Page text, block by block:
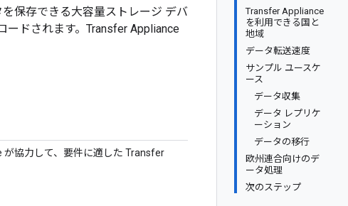
Transfer Appliance
を利用できる国と
地域
データ転送速度
サンプル ユースケ
ース
データ収集
データ レプリケ
ーション
データの移行
欧州連合向けのデ
ータ処理
次のステップ
保存できる大容量ストレージ デバ
ードされます。Transfer Appliance
が協力して、要件に適した Transfer